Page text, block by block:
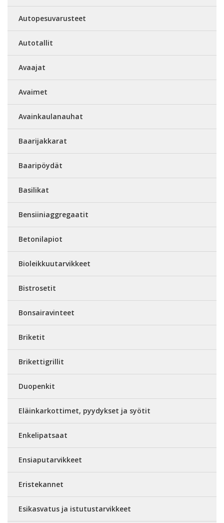
Autopesuvarusteet
Autotallit
Avaajat
Avaimet
Avainkaulanauhat
Baarijakkarat
Baaripöydät
Basilikat
Bensiiniaggregaatit
Betonilapiot
Bioleikkuutarvikkeet
Bistrosetit
Bonsairavinteet
Briketit
Brikettigrillit
Duopenkit
Eläinkarkottimet, pyydykset ja syötit
Enkelipatsaat
Ensiaputarvikkeet
Eristekannet
Esikasvatus ja istutustarvikkeet